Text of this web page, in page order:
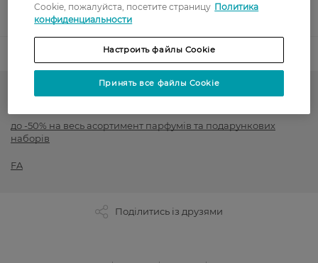
Показать больше
Подарочные наборы
до -50% на весь асортимент парфумів та подарункових
наборів
FA
Поділитись із друзями
Cookie, пожалуйста, посетите страницу Политика
конфиденциальности
Настроить файлы Cookie
Принять все файлы Cookie